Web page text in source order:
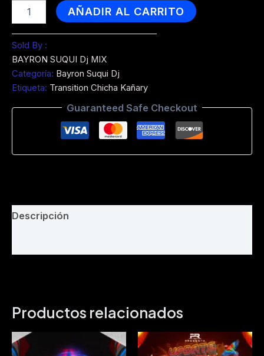
estara
guambrita
-
Markitos
-
-
120
-
cantidad
AÑADIR AL CARRITO
Sold By :
BAYRON SUQUI Dj MIX
Categoría: Bayron Suqui Dj
Etiqueta: Transition Chicha Kañary
Guaranteed Safe Checkout
Descripción
Productos relacionados